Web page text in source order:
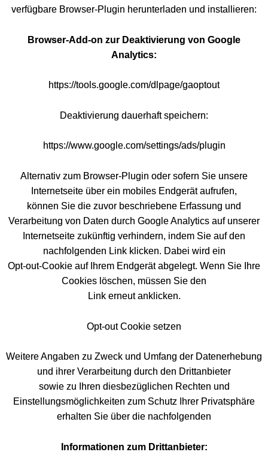
verfügbare Browser-Plugin herunterladen und installieren:
Browser-Add-on zur Deaktivierung von Google
Analytics:
https://tools.google.com/dlpage/gaoptout
Deaktivierung dauerhaft speichern:
https://www.google.com/settings/ads/plugin
Alternativ zum Browser-Plugin oder sofern Sie unsere
Internetseite über ein mobiles Endgerät aufrufen,
können Sie die zuvor beschriebene Erfassung und
Verarbeitung von Daten durch Google Analytics auf unserer
Internetseite zukünftig verhindern, indem Sie auf den
nachfolgenden Link klicken. Dabei wird ein
Opt-out-Cookie auf Ihrem Endgerät abgelegt. Wenn Sie Ihre
Cookies löschen, müssen Sie den
Link erneut anklicken.
Opt-out Cookie setzen
Weitere Angaben zu Zweck und Umfang der Datenerhebung
und ihrer Verarbeitung durch den Drittanbieter
sowie zu Ihren diesbezüglichen Rechten und
Einstellungsmöglichkeiten zum Schutz Ihrer Privatsphäre
erhalten Sie über die nachfolgenden
Informationen zum Drittanbieter: